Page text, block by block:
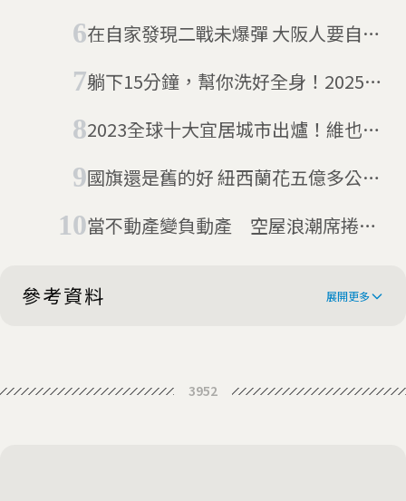
在自家發現二戰未爆彈 大阪人要自己
躺下15分鐘，幫你洗好全身！2025大
2023全球十大宜居城市出爐！維也納
國旗還是舊的好 紐西蘭花五億多公投
當不動產變負動產 空屋浪潮席捲日
參考資料 展開更多
to flamboyant mayor's reforms
3952